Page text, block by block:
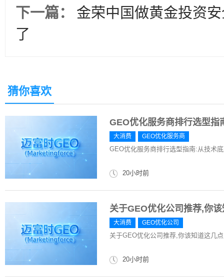
下一篇：
金荣中国做黄金投资
了
猜你喜欢
GEO优化服务商排行选型指
大消费 GEO优化服务商
GEO优化服务商排行选型指南:从技术
20小时前
关于GEO优化公司推荐,你
大消费 GEO优化公司
关于GEO优化公司推荐,你该知道这几
20小时前